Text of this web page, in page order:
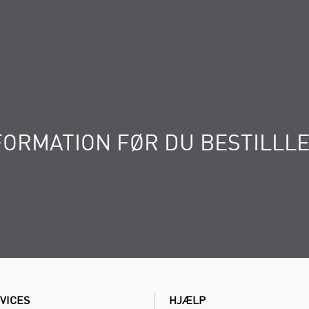
FØR DU
HJÆLP